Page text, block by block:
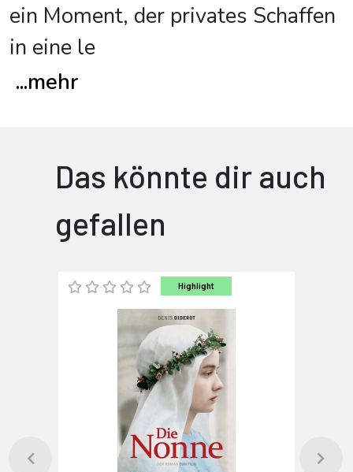
ein Moment, der privates Schaffen
in eine le
...mehr
Das könnte dir auch
gefallen
Highlight